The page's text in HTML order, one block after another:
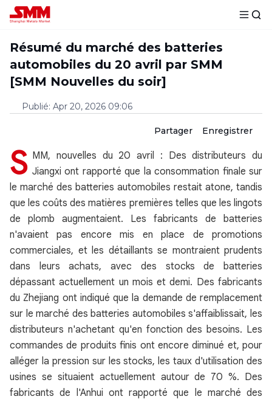
Résumé du marché des batteries
automobiles du 20 avril par SMM
[SMM Nouvelles du soir]
Publié: Apr 20, 2026 09:06
Partager Enregistrer
S MM, nouvelles du 20 avril : Des distributeurs du
Jiangxi ont rapporté que la consommation finale sur
le marché des batteries automobiles restait atone, tandis
que les coûts des matières premières telles que les lingots
de plomb augmentaient. Les fabricants de batteries
n'avaient pas encore mis en place de promotions
commerciales, et les détaillants se montraient prudents
dans leurs achats, avec des stocks de batteries
dépassant actuellement un mois et demi. Des fabricants
du Zhejiang ont indiqué que la demande de remplacement
sur le marché des batteries automobiles s'affaiblissait, les
distributeurs n'achetant qu'en fonction des besoins. Les
commandes de produits finis ont encore diminué et, pour
alléger la pression sur les stocks, les taux d'utilisation des
usines se situaient actuellement autour de 70 %. Des
fabricants de l'Anhui ont rapporté que le marché des